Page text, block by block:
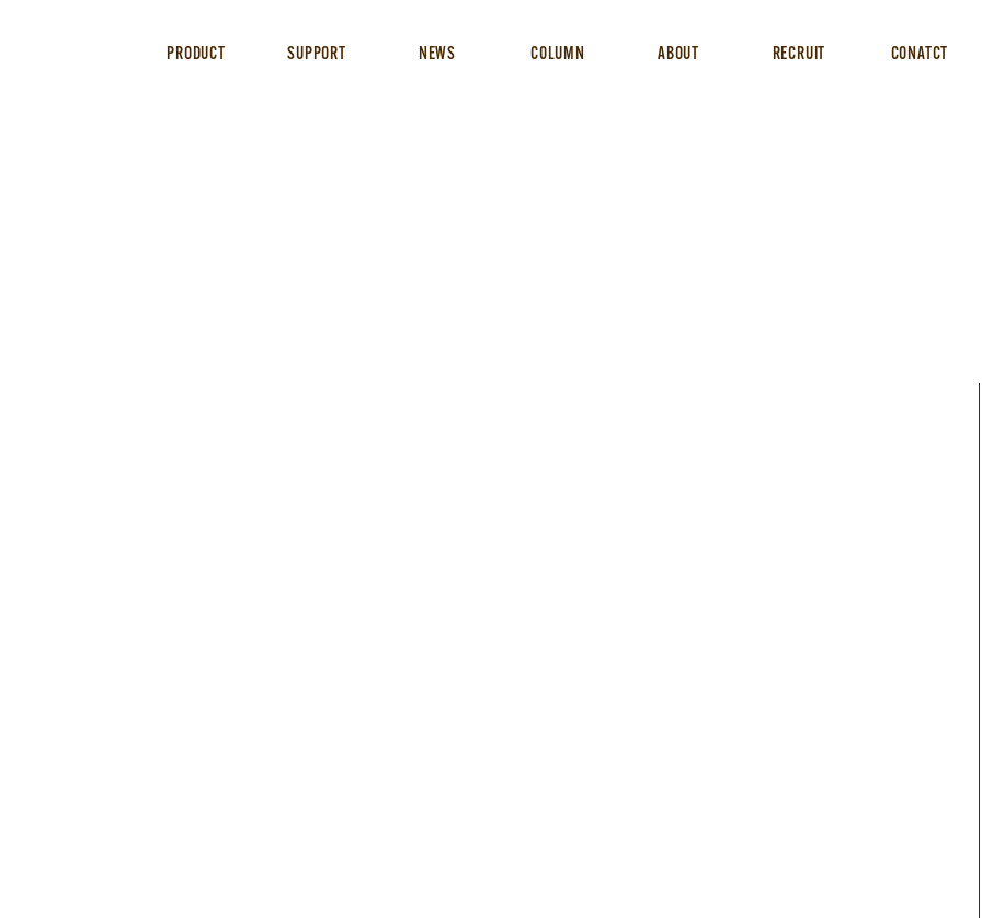
PRODUCT SUPPORT NEWS COLUMN ABOUT RECRUIT CONATCT